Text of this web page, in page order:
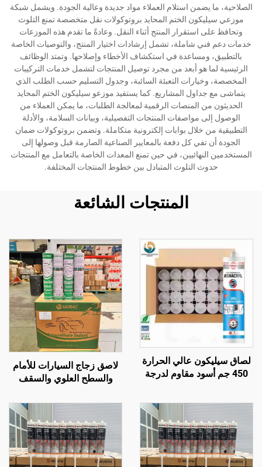
الصلاحية، ما يضمن استلام العملاء مواد جديدة وعالية الجودة. ويشمل شبكة
موزعي سيليكون الختم المحايد بروتوكولات نقل متخصصة تمنع التلوث
وتحافظ على استقرار المنتج أثناء النقل. وعادةً ما تقدم هذه الموزعات
خدمات دعم فني شاملة، تشمل إرشادات اختيار المنتج، والتوصيات الخاصة
بالتطبيق، ومساعدة في استكشاف الأخطاء وإصلاحها. وتمتد الوظائف
الرئيسية لما هو أبعد من مجرد توصيل المنتجات لتشمل خدمات التركيبات
المخصصة، وخيارات التعبئة السائبة، وجدول التسليم حسب الطلب الذي
يتماشى مع جداول المشاريع. كما يستفيد موزعو سيليكون الختم المحايد
الحديثون من المنصات الرقمية لمعالجة الطلبات، ما يمكن العملاء من
الوصول إلى مواصفات المنتجات التفصيلية، وبيانات السلامة، والأدلة
التطبيقية من خلال بوابات إلكترونية متكاملة. وتضمن بروتوكولات ضمان
الجودة أن تفي كل دفعة بالمعايير الصناعية الصارمة قبل وصولها إلى
المستخدمين النهائيين، في حين تمنع المعدات الخاصة بالتعامل مع المنتجات
حدوث التلوث المتبادل بين خطوط المنتجات المختلفة.
المنتجات الشائعة
لصاق سيليكون عالي الحرارة
450 جم أسود مقاوم لدرجة
المقاوم للحرارة
لاصق زجاج السيارات للأمام
والسطح العلوي والسقف
لاصق مقاوم للماء من البولي
يوريثان، أسود قوي